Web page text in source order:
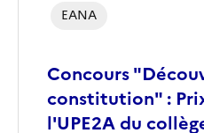
Concours
constitution" :
l'UPE2A du
EANA